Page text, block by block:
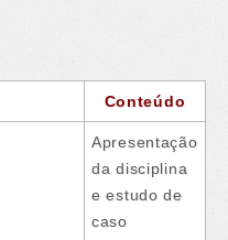
Conteúdo
Apresentação
da disciplina
e estudo de
caso